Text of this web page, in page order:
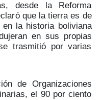
desde la Reforma
que la tierra es de
la historia boliviana
en sus propias
trasmitió por varias
de Organizaciones
el 90 por ciento